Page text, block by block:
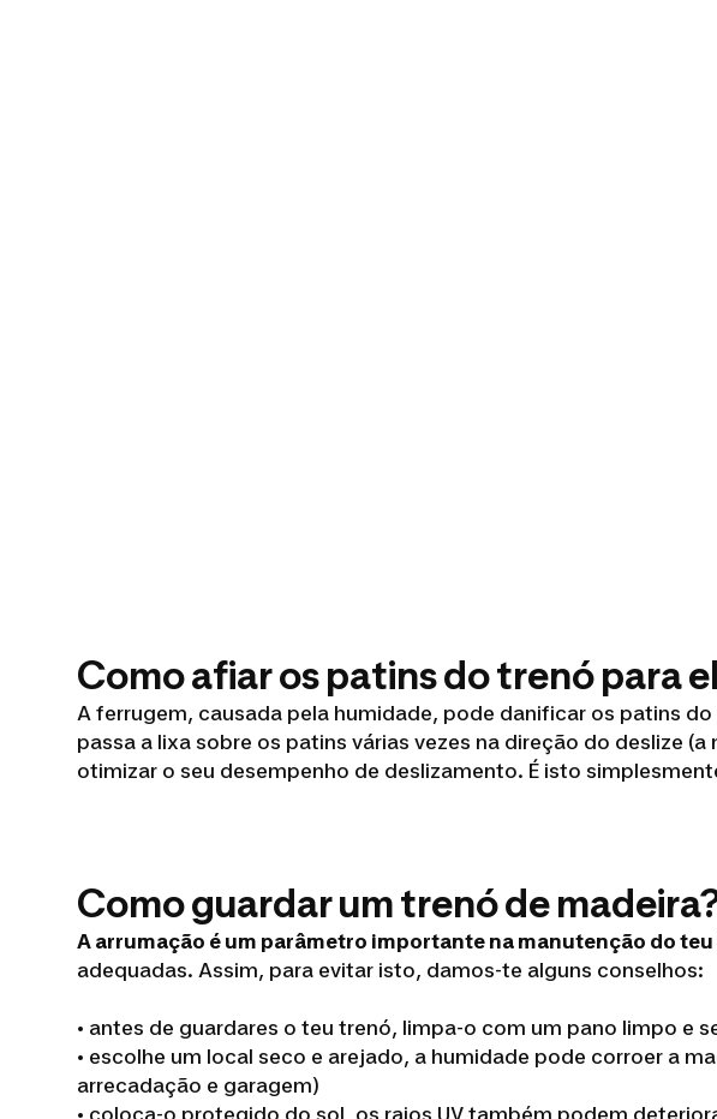
Como afiar os patins do trenó para
A ferrugem, causada pela humidade, pode danificar os patins
passa a lixa sobre os patins várias vezes na direção do deslize
otimizar o seu desempenho de deslizamento. É isto
Como guardar um trenó de
A arrumação é um parâmetro importante na manutenção do
adequadas. Assim, para evitar isto, damos-te alguns conselhos:
• antes de guardares o teu trenó, limpa-o com um pano limpo e
• escolhe um local seco e arejado, a humidade pode corroer a
arrecadação e garagem)
• coloca-o protegido do sol, os raios UV também podem